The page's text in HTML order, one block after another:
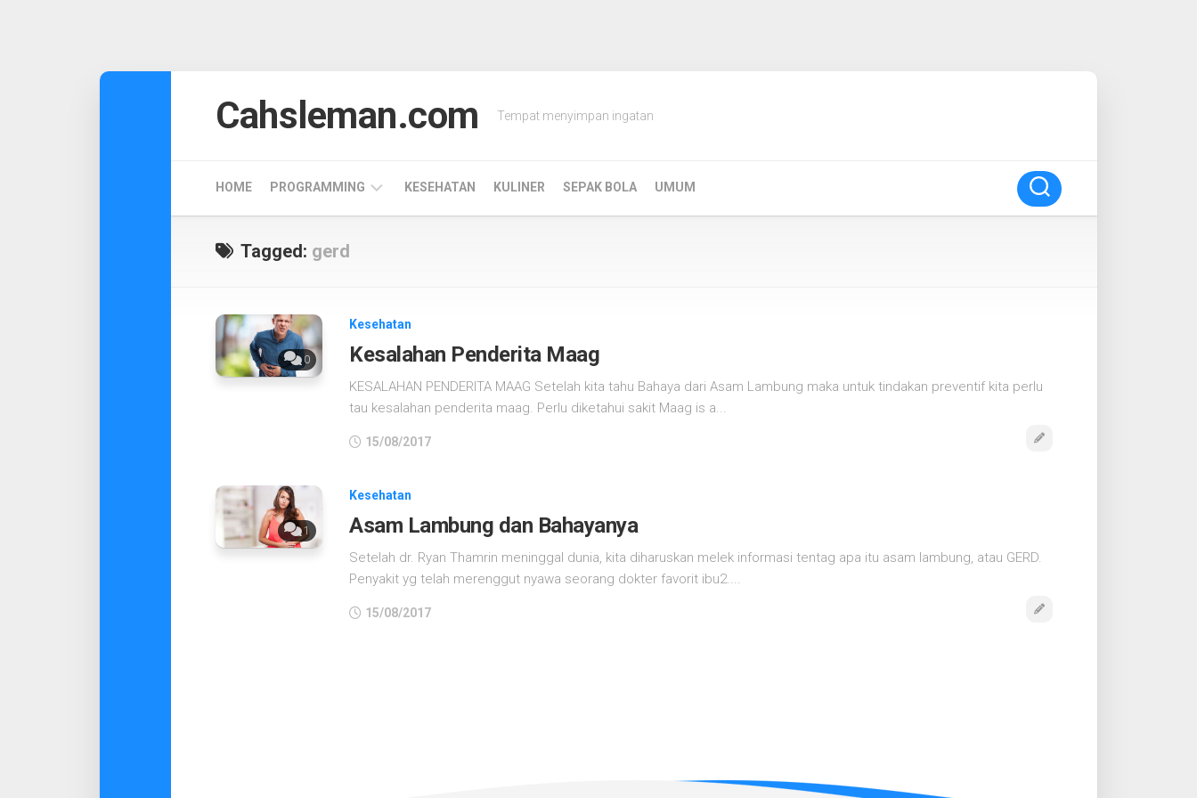
Cahsleman.com Tempat menyimpan ingatan
HOME PROGRAMMING
ANDROID
CODEIGNITER
KESEHATAN KULINER SEPAK BOLA UMUM
Tagged: gerd
0
Kesehatan
Kesalahan Penderita Maag
KESALAHAN PENDERITA MAAG Setelah kita tahu Bahaya dari Asam Lambung maka untuk tindakan preventif kita perlu
tau kesalahan penderita maag. Perlu diketahui sakit Maag is a...
15/08/2017
1
Kesehatan
Asam Lambung dan Bahayanya
Setelah dr. Ryan Thamrin meninggal dunia, kita diharuskan melek informasi tentag apa itu asam lambung, atau GERD.
Penyakit yg telah merenggut nyawa seorang dokter favorit ibu2....
15/08/2017